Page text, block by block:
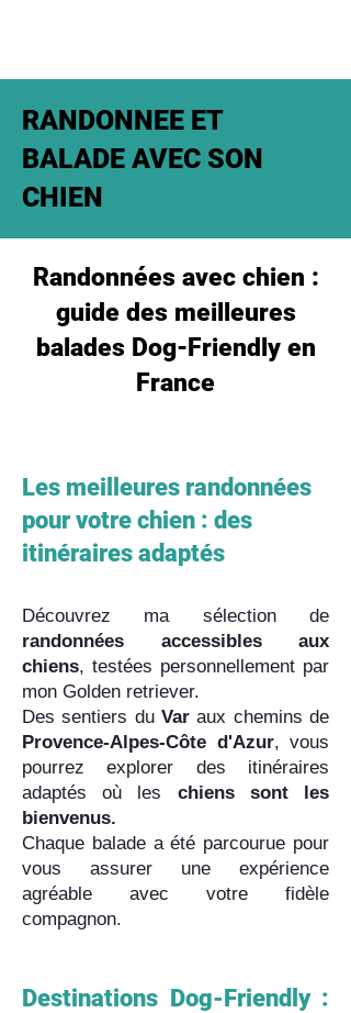
RANDONNEE ET
BALADE AVEC SON
CHIEN
Randonnées avec chien :
guide des meilleures
balades Dog-Friendly en
France
Les meilleures randonnées
pour votre chien : des
itinéraires adaptés
Découvrez ma sélection de
randonnées accessibles aux
chiens, testées personnellement par
mon Golden retriever.
Des sentiers du Var aux chemins de
Provence-Alpes-Côte d'Azur, vous
pourrez explorer des itinéraires
adaptés où les chiens sont les
bienvenus.
Chaque balade a été parcourue pour
vous assurer une expérience
agréable avec votre fidèle
compagnon.
Destinations Dog-Friendly :